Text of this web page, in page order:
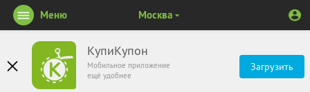
КупиКупон
Мобильное приложение
ещё удобнее
Загрузить
Меню Москва